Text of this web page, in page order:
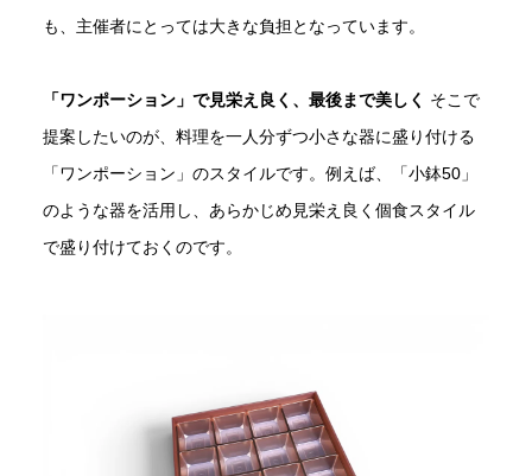
も、主催者にとっては大きな負担となっています。
「ワンポーション」で見栄え良く、最後まで美しく そこで
提案したいのが、料理を一人分ずつ小さな器に盛り付ける
「ワンポーション」のスタイルです。例えば、「小鉢50」
のような器を活用し、あらかじめ見栄え良く個食スタイル
で盛り付けておくのです。